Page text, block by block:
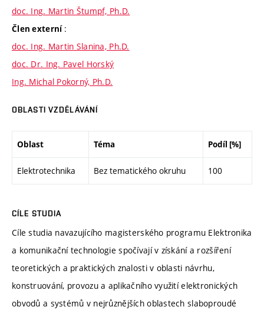
doc. Ing. Martin Štumpf, Ph.D.
Člen externí :
doc. Ing. Martin Slanina, Ph.D.
doc. Dr. Ing. Pavel Horský
Ing. Michal Pokorný, Ph.D.
OBLASTI VZDĚLÁVÁNÍ
Oblast Téma Podíl [%]
Elektrotechnika Bez tematického okruhu 100
CÍLE STUDIA
Cíle studia navazujícího magisterského programu Elektronika
a komunikační technologie spočívají v získání a rozšíření
teoretických a praktických znalosti v oblasti návrhu,
konstruování, provozu a aplikačního využití elektronických
obvodů a systémů v nejrůznějších oblastech slaboproudé